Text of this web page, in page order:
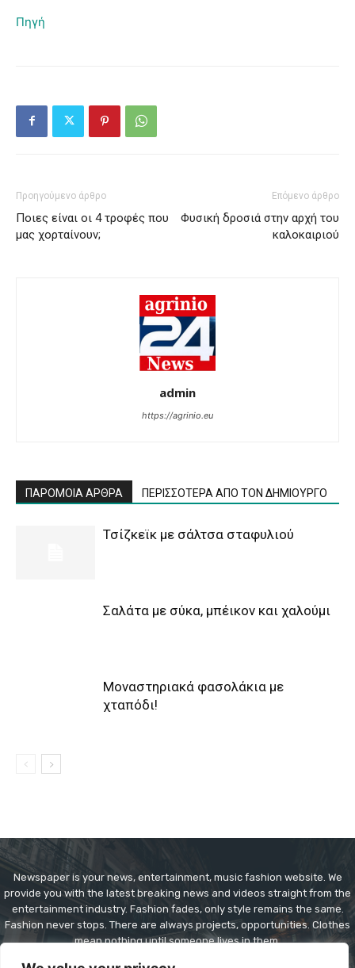
Πηγή
Προηγούμενο άρθρο
Ποιες είναι οι 4 τροφές που
μας χορταίνουν;
Επόμενο άρθρο
Φυσική δροσιά στην αρχή του
καλοκαιριού
admin
https://agrinio.eu
ΠΑΡΟΜΟΙΑ ΑΡΘΡΑ ΠΕΡΙΣΣΟΤΕΡΑ ΑΠΟ ΤΟΝ ΔΗΜΙΟΥΡΓΟ
Τσίζκεϊκ με σάλτσα σταφυλιού
Σαλάτα με σύκα, μπέικον και χαλούμι
Μοναστηριακά φασολάκια με
χταπόδι!
Newspaper is your news, entertainment, music fashion website. We
provide you with the latest breaking news and videos straight from the
entertainment industry. Fashion fades, only style remains the same.
Fashion never stops. There are always projects, opportunities. Clothes
mean nothing until someone lives in them.